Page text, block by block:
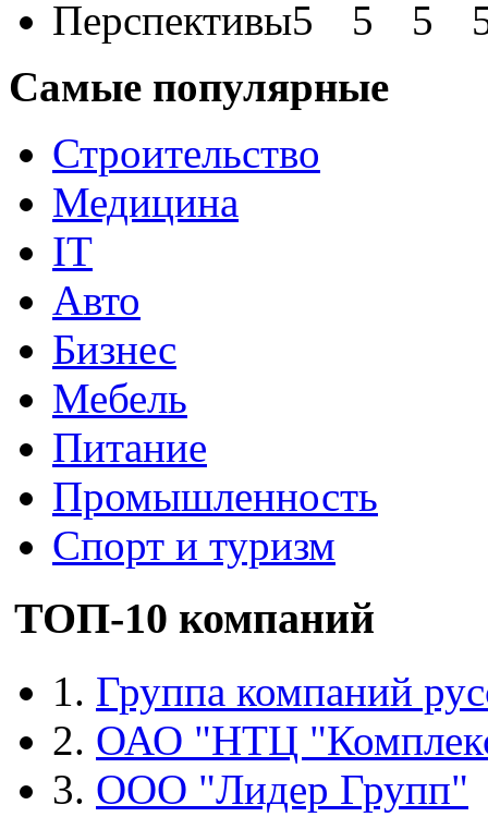
Перспективы
Самые популярные
Строительство
Медицина
IT
Авто
Бизнес
Мебель
Питание
Промышленность
Спорт и туризм
ТОП-10 компаний
1. Группа компаний
2. ОАО "НТЦ
3. ООО "Лидер Групп"